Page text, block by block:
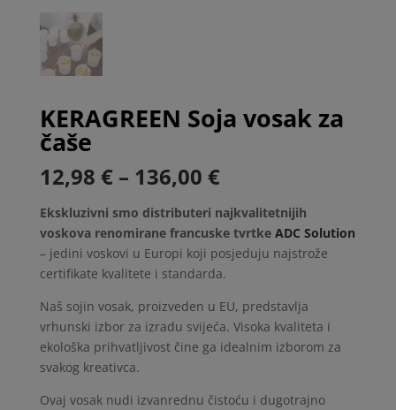
KERAGREEN Soja vosak za
čaše
12,98 € – 136,00 €Raspon
od
12,98 €
do
136,00 €
Ekskluzivni smo distributeri najkvalitetnijih
voskova renomirane francuske tvrtke ADC Solution
– jedini voskovi u Europi koji posjeduju najstrože
certifikate kvalitete i standarda.
Naš sojin vosak, proizveden u EU, predstavlja
vrhunski izbor za izradu svijeća. Visoka kvaliteta i
ekološka prihvatljivost čine ga idealnim izborom za
svakog kreativca.
Ovaj vosak nudi izvanrednu čistoću i dugotrajno